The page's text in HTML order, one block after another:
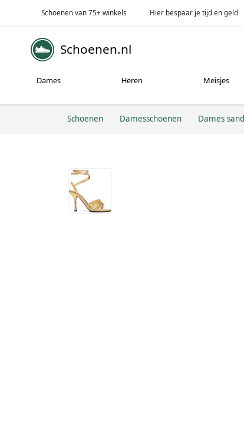
Schoenen van 75+ winkels Hier bespaar je tijd en geld
Schoenen.nl
Dames Heren Meisjes
Schoenen Damesschoenen Dames